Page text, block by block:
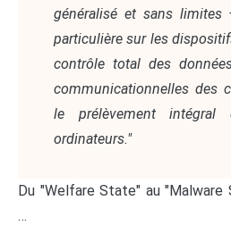
généralisé et sans limites
particulière sur les
contrôle total des
communicationnelles des
le prélèvement
ordinateurs."
Du "Welfare State" au
…